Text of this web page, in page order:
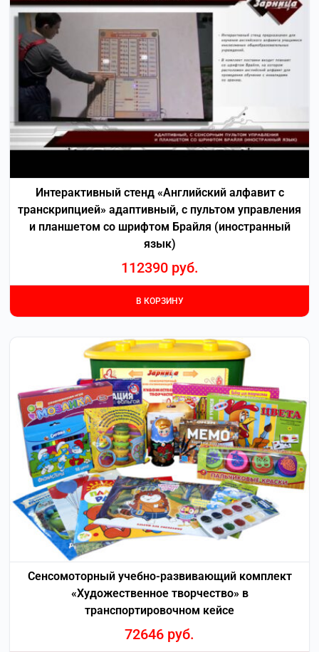
Интерактивный стенд «Английский алфавит с
транскрипцией» адаптивный, с пультом управления
и планшетом со шрифтом Брайля (иностранный
язык)
112390 руб.
В КОРЗИНУ
Сенсомоторный учебно-развивающий комплект
«Художественное творчество» в
транспортировочном кейсе
72646 руб.